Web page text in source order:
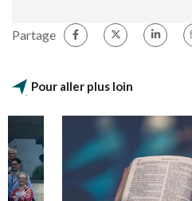
Partage
Pour aller plus loin